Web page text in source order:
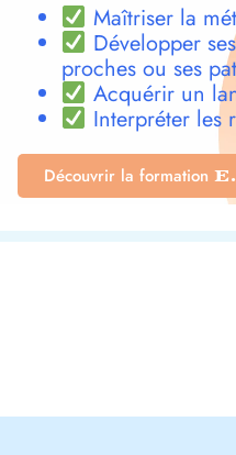
Maîtriser la
Développer
proches ou ses
Acquérir un
Interpréter les
Découvrir la formation